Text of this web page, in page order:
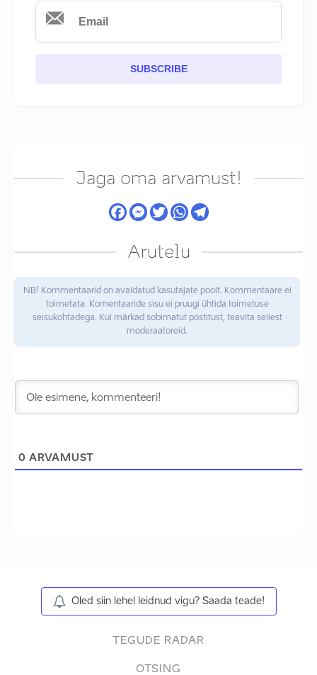
SUBSCRIBE
Jaga oma arvamust!
Arutelu
NB! Kommentaarid on avaldatud kasutajate poolt. Kommentaare ei
toimetata. Komentaaride sisu ei pruugi ühtida toimetuse
seisukohtadega. Kui märkad sobimatut postitust, teavita sellest
moderaatoreid.
0 ARVAMUST
Oled siin lehel leidnud vigu? Saada teade!
TEGUDE RADAR
OTSING